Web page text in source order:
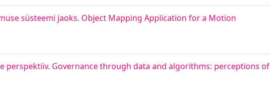
süsteemi jaoks. Object Mapping Application for a Motion
perspektiiv. Governance through data and algorithms: perceptions of